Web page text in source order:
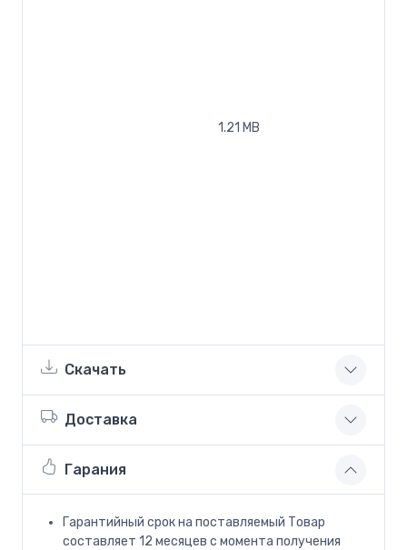
1.21 MB
Скачать
Доставка
Гарания
Гарантийный срок на поставляемый Товар
составляет 12 месяцев с момента получения